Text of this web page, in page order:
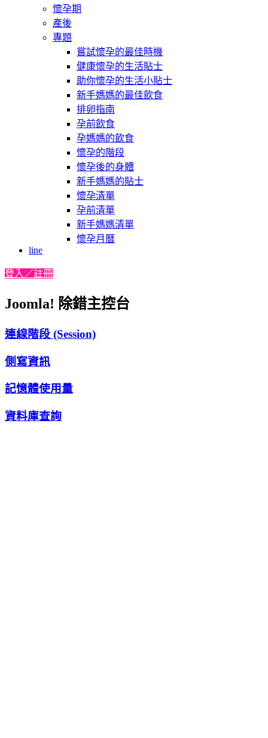
懷孕期
產後
專題
嘗試懷孕的最佳時機
健康懷孕的生活貼士
助你懷孕的生活小貼士
新手媽媽的最佳飲食
排卵指南
孕前飲食
孕媽媽的飲食
懷孕的階段
懷孕後的身體
新手媽媽的貼士
懷孕清單
孕前清單
新手媽媽清單
懷孕月曆
line
登入／註冊
Joomla! 除錯主控台
連線階段 (Session)
側寫資訊
記憶體使用量
資料庫查詢